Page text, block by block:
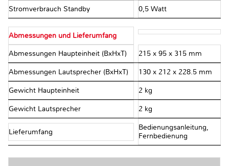
Stromverbrauch Standby 0,5 Watt
Abmessungen und Lieferumfang
Abmessungen Haupteinheit (BxHxT) 215 x 95 x 315 mm
Abmessungen Lautsprecher (BxHxT) 130 x 212 x 228.5 mm
Gewicht Haupteinheit 2 kg
Gewicht Lautsprecher 2 kg
Lieferumfang
Bedienungsanleitung,
Fernbedienung